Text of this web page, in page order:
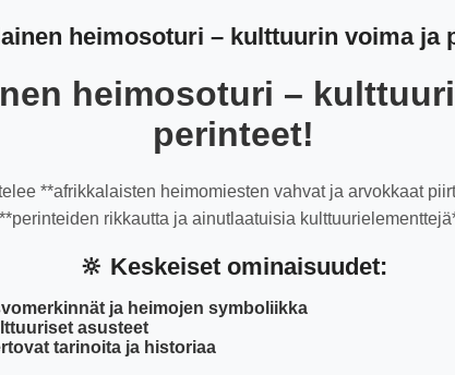
heimosoturi – kulttuurin voima ja
heimosoturi –
perinteet!
**afrikkalaisten heimomiesten vahvat ja arvokkaat
**perinteiden rikkautta ja ainutlaatuisia
🔆 Keskeiset ominaisuudet:
ja heimojen symboliikka
asusteet
tarinoita ja historiaa